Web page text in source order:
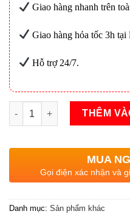
Giao hàng nhanh trên
Giao hàng hỏa tốc 3h tại
Hỗ trợ 24/7.
Máy bơm hương liệu số
THÊM
MUA
Gọi điện xác nhận và
Danh mục: Sản phẩm khác